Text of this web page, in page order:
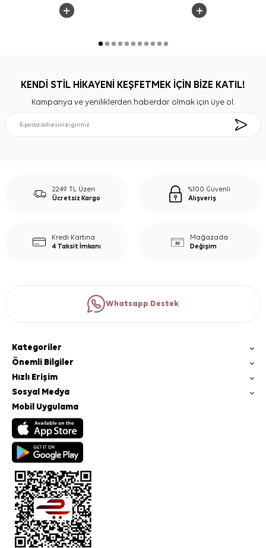
KENDİ STİL HİKAYENİ KEŞFETMEK İÇİN BİZE KATIL!
Kampanya ve yeniliklerden haberdar olmak için üye ol.
2249 TL Üzeri
Ücretsiz Kargo
%100 Güvenli
Alışveriş
Kredi Kartına
4 Taksit İmkanı
Mağazada
Değişim
Whatsapp Destek
Kategoriler
Önemli Bilgiler
Hızlı Erişim
Sosyal Medya
Mobil Uygulama